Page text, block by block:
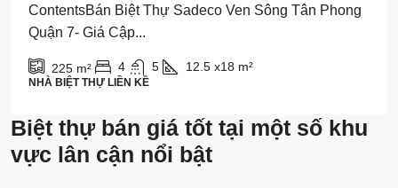
ContentsBán Biệt Thự Sadeco Ven Sông Tân Phong
Quận 7- Giá Cập...
225 m² 4 5 12.5 x18 m²
NHÀ BIỆT THỰ LIỀN KỀ
Biệt thự bán giá tốt tại một số khu
vực lân cận nổi bật